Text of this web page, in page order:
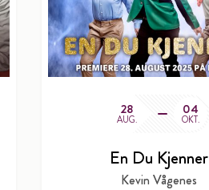
28
AUG.
04
OKT.
En Du Kjenner
Kevin Vågenes